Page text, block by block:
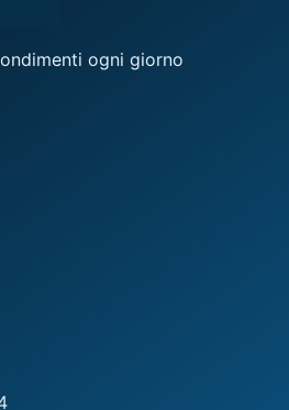
ogni giorno